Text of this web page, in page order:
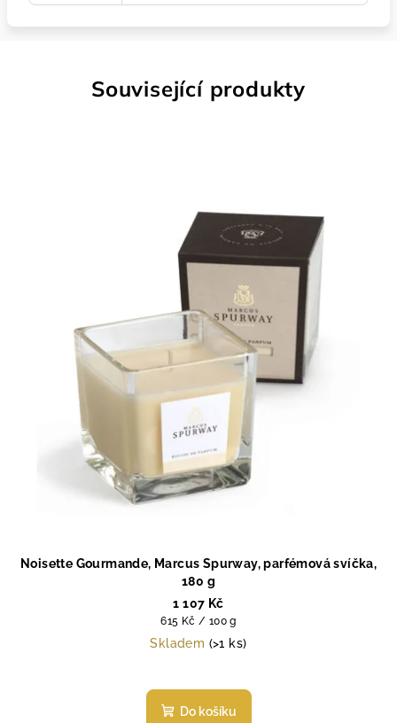
Související produkty
Noisette Gourmande, Marcus Spurway, parfémová svíčka,
180 g
1 107 Kč
Měrná
cena:
615 Kč / 100 g
Skladem (>1 ks)
hodnocení
produktu
Do košíku